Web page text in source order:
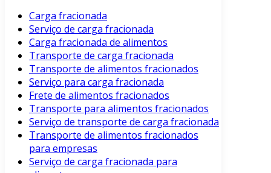
Carga fracionada
Serviço de carga fracionada
Carga fracionada de alimentos
Transporte de carga fracionada
Transporte de alimentos fracionados
Serviço para carga fracionada
Frete de alimentos fracionados
Transporte para alimentos fracionados
Serviço de transporte de carga fracionada
Transporte de alimentos fracionados
para empresas
Serviço de carga fracionada para